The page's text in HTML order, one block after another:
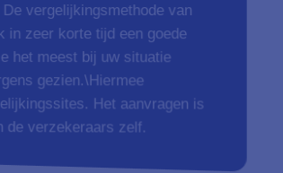
vergelijkingsmethode van
in zeer korte tijd een goede
het meest bij uw situatie
gezien.\Hiermee
Het aanvragen is
de verzekeraars zelf.